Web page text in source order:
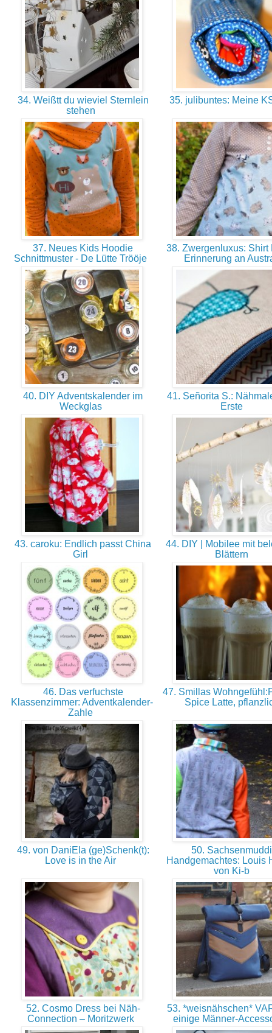
34. Weißtt du wieviel Sternlein
stehen
35. julibuntes: Meine
37. Neues Kids Hoodie
Schnittmuster - De Lütte Trööje
38. Zwergenluxus: Shirt
Erinnerung an
40. DIY Adventskalender im
Weckglas
41. Señorita S.:
Erste
43. caroku: Endlich passt China
Girl
44. DIY | Mobilee mit
Blättern
46. Das verfuchste
Klassenzimmer: Adventkalender-
Zahle
47. Smillas
Spice Latte,
49. von DaniEla (ge)Schenk(t):
Love is in the Air
50.
Handgemachtes: Louis
von Ki-b
52. Cosmo Dress bei Näh-
Connection – Moritzwerk
53. *weisnähschen*
einige Männer-